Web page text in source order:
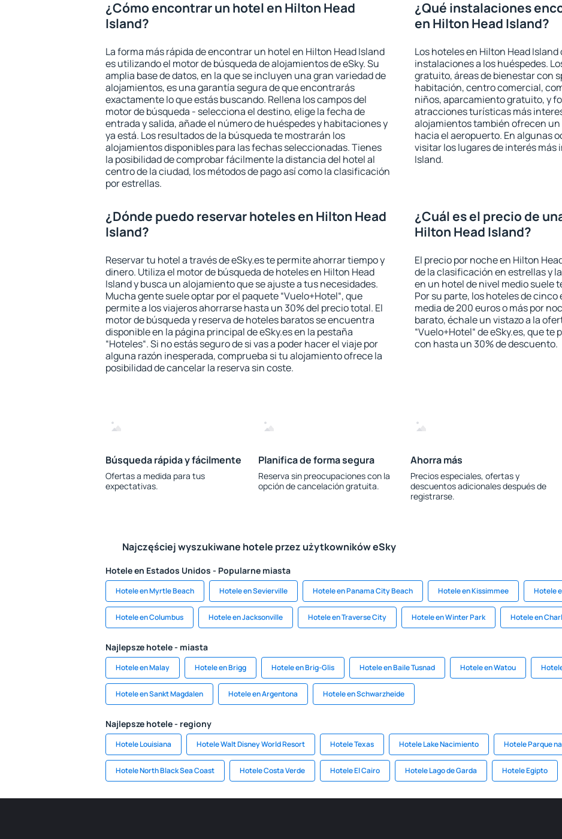
¿Cómo encontrar un hotel en Hilton Head
Island?
La forma más rápida de encontrar un hotel en Hilton Head Island
es utilizando el motor de búsqueda de alojamientos de eSky. Su
amplia base de datos, en la que se incluyen una gran variedad de
alojamientos, es una garantía segura de que encontrarás
exactamente lo que estás buscando. Rellena los campos del
motor de búsqueda - selecciona el destino, elige la fecha de
entrada y salida, añade el número de huéspedes y habitaciones y
ya está. Los resultados de la búsqueda te mostrarán los
alojamientos disponibles para las fechas seleccionadas. Tienes
la posibilidad de comprobar fácilmente la distancia del hotel al
centro de la ciudad, los métodos de pago así como la clasificación
por estrellas.
¿Qué instalaciones
en Hilton Head Island?
Los hoteles en Hilton Head
instalaciones a los huéspedes.
gratuito, áreas de bienestar con
habitación, centro comercial,
niños, aparcamiento gratuito, y
atracciones turísticas más
alojamientos también ofrecen
hacia el aeropuerto. En algunas
visitar los lugares de interés
Island.
¿Dónde puedo reservar hoteles en Hilton Head
Island?
Reservar tu hotel a través de eSky.es te permite ahorrar tiempo y
dinero. Utiliza el motor de búsqueda de hoteles en Hilton Head
Island y busca un alojamiento que se ajuste a tus necesidades.
Mucha gente suele optar por el paquete “Vuelo+Hotel“, que
permite a los viajeros ahorrarse hasta un 30% del precio total. El
motor de búsqueda y reserva de hoteles baratos se encuentra
disponible en la página principal de eSky.es en la pestaña
“Hoteles“. Si no estás seguro de si vas a poder hacer el viaje por
alguna razón inesperada, comprueba si tu alojamiento ofrece la
posibilidad de cancelar la reserva sin coste.
¿Cuál es el precio de
Hilton Head Island?
El precio por noche en Hilton
de la clasificación en estrellas y
en un hotel de nivel medio suele
Por su parte, los hoteles de
media de 200 euros o más por
barato, échale un vistazo a la
“Vuelo+Hotel“ de eSky.es, que
con hasta un 30% de descuento.
Búsqueda rápida y fácilmente
Ofertas a medida para tus
expectativas.
Planifica de forma segura
Reserva sin preocupaciones con la
opción de cancelación gratuita.
Ahorra más
Precios especiales, ofertas y
descuentos adicionales después de
registrarse.
Najczęściej wyszukiwane hotele przez użytkowników eSky
Hotele en Estados Unidos - Popularne miasta
Hotele en Myrtle Beach Hotele en Sevierville Hotele en Panama City Beach Hotele en Kissimmee Hotele
Hotele en Columbus Hotele en Jacksonville Hotele en Traverse City Hotele en Winter Park Hotele en
Najlepsze hotele - miasta
Hotele en Malay Hotele en Brigg Hotele en Brig-Glis Hotele en Baile Tusnad Hotele en Watou
Hotele en Sankt Magdalen Hotele en Argentona Hotele en Schwarzheide
Najlepsze hotele - regiony
Hotele Louisiana Hotele Walt Disney World Resort Hotele Texas Hotele Lake Nacimiento Hotele Parque
Hotele North Black Sea Coast Hotele Costa Verde Hotele El Cairo Hotele Lago de Garda Hotele Egipto